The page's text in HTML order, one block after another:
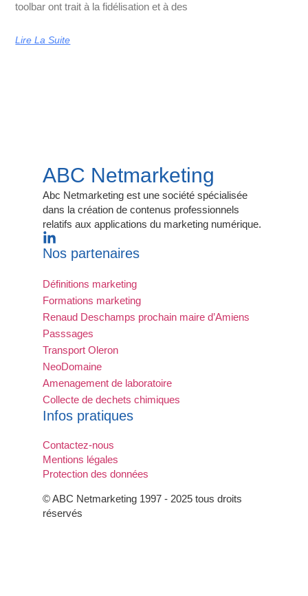
toolbar ont trait à la fidélisation et à des
Lire La Suite
ABC Netmarketing
Abc Netmarketing est une société spécialisée
dans la création de contenus professionnels
relatifs aux applications du marketing numérique.
Nos partenaires
Définitions marketing
Formations marketing
Renaud Deschamps prochain maire d’Amiens
Passsages
Transport Oleron
NeoDomaine
Amenagement de laboratoire
Collecte de dechets chimiques
Infos pratiques
Contactez-nous
Mentions légales
Protection des données
© ABC Netmarketing 1997 - 2025 tous droits
réservés